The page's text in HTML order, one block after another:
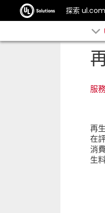
探索 ul.com
服
再
在
消
生